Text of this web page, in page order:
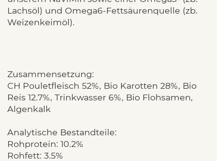
Lachsöl) und Omega6-Fettsäurenquelle (zb.
Weizenkeimöl).
Zusammensetzung:
CH Pouletfleisch 52%, Bio Karotten 28%, Bio
Reis 12.7%, Trinkwasser 6%, Bio Flohsamen,
Algenkalk
Analytische Bestandteile:
Rohprotein: 10.2%
Rohfett: 3.5%